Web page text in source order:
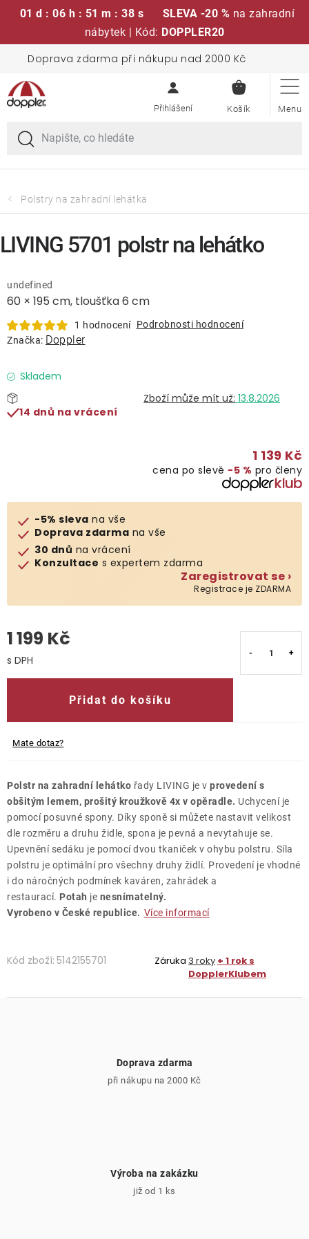
01 d : 06 h : 51 m : 37 s SLEVA -20 % na zahradní
nábytek | Kód: DOPPLER20
obsah
Doprava zdarma při nákupu nad 2000 Kč
KOŠÍK
Sedací soupravy
Slunečníky
Křesla a židle
Prodávané značky
Klub výhod
Naše katalogy
O nás
Kontakty
Polstry na zahradní lehátka
60 × 195 cm, tloušťka 6 cm
undefined
1 hodnocení Podrobnosti hodnocení
Značka: Doppler
Skladem
13.8.2026
14 dnů na vrácení
1 139 Kč
cena po slevě −5 % pro členy
-5% sleva na vše
Doprava zdarma na vše
30 dnů na vrácení
Konzultace s expertem zdarma
Zaregistrovat se ›
Registrace je ZDARMA
1 199 Kč
Přidat do košíku
Mate dotaz?
Polstr na zahradní lehátko řady LIVING je v provedení s
obšitým lemem, prošitý kroužkově 4x v opěradle. Uchycení je
pomocí posuvné spony. Díky sponě si můžete nastavit velikost
dle rozměru a druhu židle, spona je pevná a nevytahuje se.
Upevnění sedáku je pomocí dvou tkaniček v ohybu polstru. Síla
polstru je optimální pro všechny druhy židlí. Provedení je vhodné
i do náročných podmínek kaváren, zahrádek a
restaurací. Potah je nesnímatelný.
Vyrobeno v České republice. Více informací
Kód zboží: 5142155701 Záruka 3 roky + 1 rok s
DopplerKlubem
LIVING 5701 polstr na lehátko
Doprava zdarma
při nákupu na 2000 Kč
Výroba na zakázku
již od 1 ks